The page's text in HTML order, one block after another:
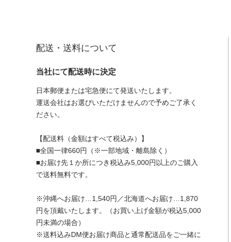
配送・送料について
当社にて配送時に決定
日本郵便または宅急便にて発送いたします。
運送会社はお選びいただけませんので予めご了承く
ださい。
【配送料（金額はすべて税込み）】
■全国一律660円（※一部地域・離島除く）
■お届け先１か所につき税込み5,000円以上のご購入
で送料無料です。
※沖縄へお届け…1,540円／北海道へお届け…1,870
円を頂戴いたします。（お買い上げ金額が税込5,000
円未満の場合）
※送料込みDM便お届け商品と通常配送品をご一緒に